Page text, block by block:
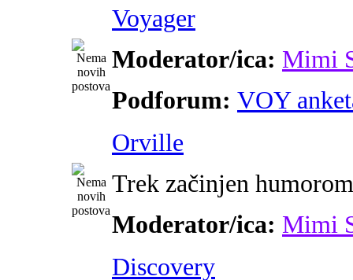
Voyager
Moderator/ica: Mimi
Podforum: VOY
Orville
Trek začinjen humorom
Moderator/ica: Mimi
Discovery